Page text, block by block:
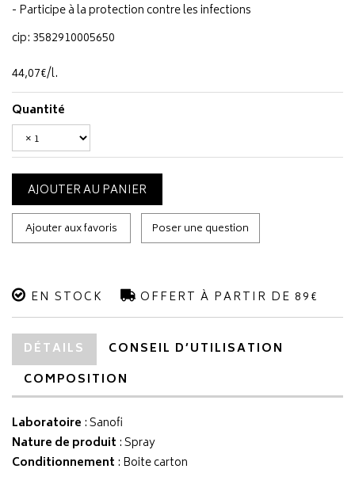
- Participe à la protection contre les infections
cip: 3582910005650
44,07€/l.
Quantité
AJOUTER AU PANIER
Ajouter aux favoris Poser une question
EN STOCK OFFERT À PARTIR DE 89€
DÉTAILS
CONSEIL D’UTILISATION
COMPOSITION
Laboratoire :Sanofi
Nature de produit : Spray
Conditionnement : Boite carton